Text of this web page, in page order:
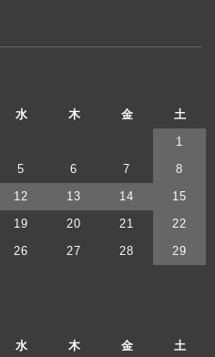
水 木 金
土
1
5 6 7
8
12 13 14
15
19 20 21
22
26 27 28
29
水 木 金
土